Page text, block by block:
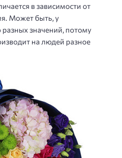
в зависимости от
Может быть, у
разных значений, потому
на людей разное